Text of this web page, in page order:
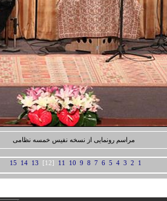
مراسم رونمایی از نسخه نفیس خمسه نظامی
1
2
3
4
5
6
7
8
9
10
11
[12]
13
14
15